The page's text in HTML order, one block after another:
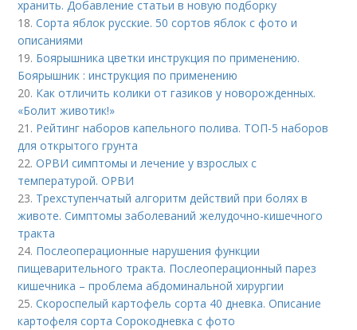
хранить. Добавление статьи в новую подборку
18.Сорта яблок русские. 50 сортов яблок с фото и
описаниями
19. Боярышника цветки инструкция по применению.
Боярышник : инструкция по применению
20. Как отличить колики от газиков у новорожденных.
«Болит животик!»
21. Рейтинг наборов капельного полива. ТОП-5 наборов
для открытого грунта
22.ОРВИ симптомы и лечение у взрослых с
температурой. ОРВИ
23. Трехступенчатый алгоритм действий при болях в
животе. Симптомы заболеваний желудочно-кишечного
тракта
24. Послеоперационные нарушения функции
пищеварительного тракта. Послеоперационный парез
кишечника – проблема абдоминальной хирургии
25.Скороспелый картофель сорта 40 дневка. Описание
картофеля сорта Сорокодневка с фото